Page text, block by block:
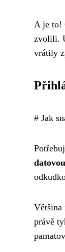
A je to!
zvolili.
vrátily
# Jak
Většina
právě